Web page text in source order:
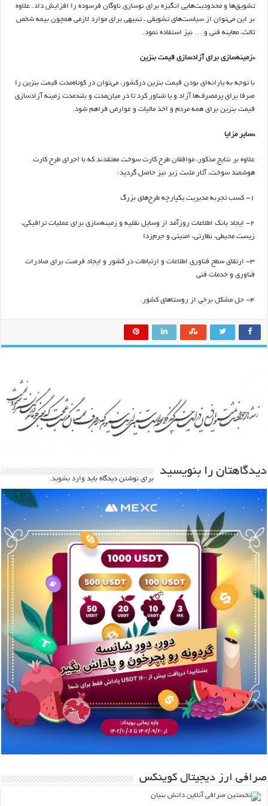
تشویق‌ها و محدودیت‌هایی انگیزه برای نوسازی ناوگان فرسوده را افزایش داد. علاوه
بر این می‌توان از سیاست‌های تشویقی ـ تنبیهی برای موارد لازمی همچون بیمه شخص
ثالث، معاینه فنی و … نیز استفاده نمود.
*زمینه‌سازی برای آزادسازی قیمت بنزین
با توجه به یارانه‌ای بودن قیمت بنزین درکشور، می‌توان در کوتاه‌‌مدت قیمت بنزین را
صرفا برای پرمصرف‌ها آزاد و یا شناور کرد تا در میان‌مدت و بلندمدت زمینه آزادسازی
قیمت بنزین برای همه مردم و اخذ مالیات و عوارض فراهم شود.
*سایر مزایا
علاوه بر نتایج مذکور، موافقان طرح کارت سوخت معتقدند که با اجرای طرح کارت
هوشمند سوخت، آثار مثبت زیر نیز حاصل گردید:
1- کسب تجربه مدیریت یکپارچه طرح‌های بزرگ
2- ایجاد بانک اطلاعات روزآمد از وسایل نقلیه و زمینه‌سازی برای عملیات ترافیکی،
زیست محیطی، نظارتی، امنیتی و جرم‌زدا
3- ارتقای سطح فناوری اطلاعات و ارتباطات در کشور و ایجاد فرصت برای صادرات
فناوری و خدمات فنی
4- حل مشکل برخی از روستاهای کشور.
دیدگاهتان را بنویسید
برای نوشتن دیدگاه باید وارد بشوید.
صرافی ارز دیجیتال کوینکس